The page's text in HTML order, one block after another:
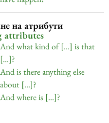
на атрибути
attributes
And what kind of […] is that
[…]?
And is there anything else
about […]?
And where is […]?